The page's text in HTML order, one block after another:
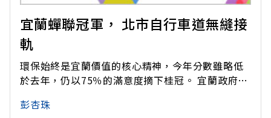
宜蘭蟬聯冠軍， 北市自行車道無縫接
軌
環保始終是宜蘭價值的核心精神，今年分數雖略低
於去年，仍以75％的滿意度摘下桂冠。 宜蘭政府帶
為縣政府帶頭做，公務機關只要購買油電混合系統
彭杏珠